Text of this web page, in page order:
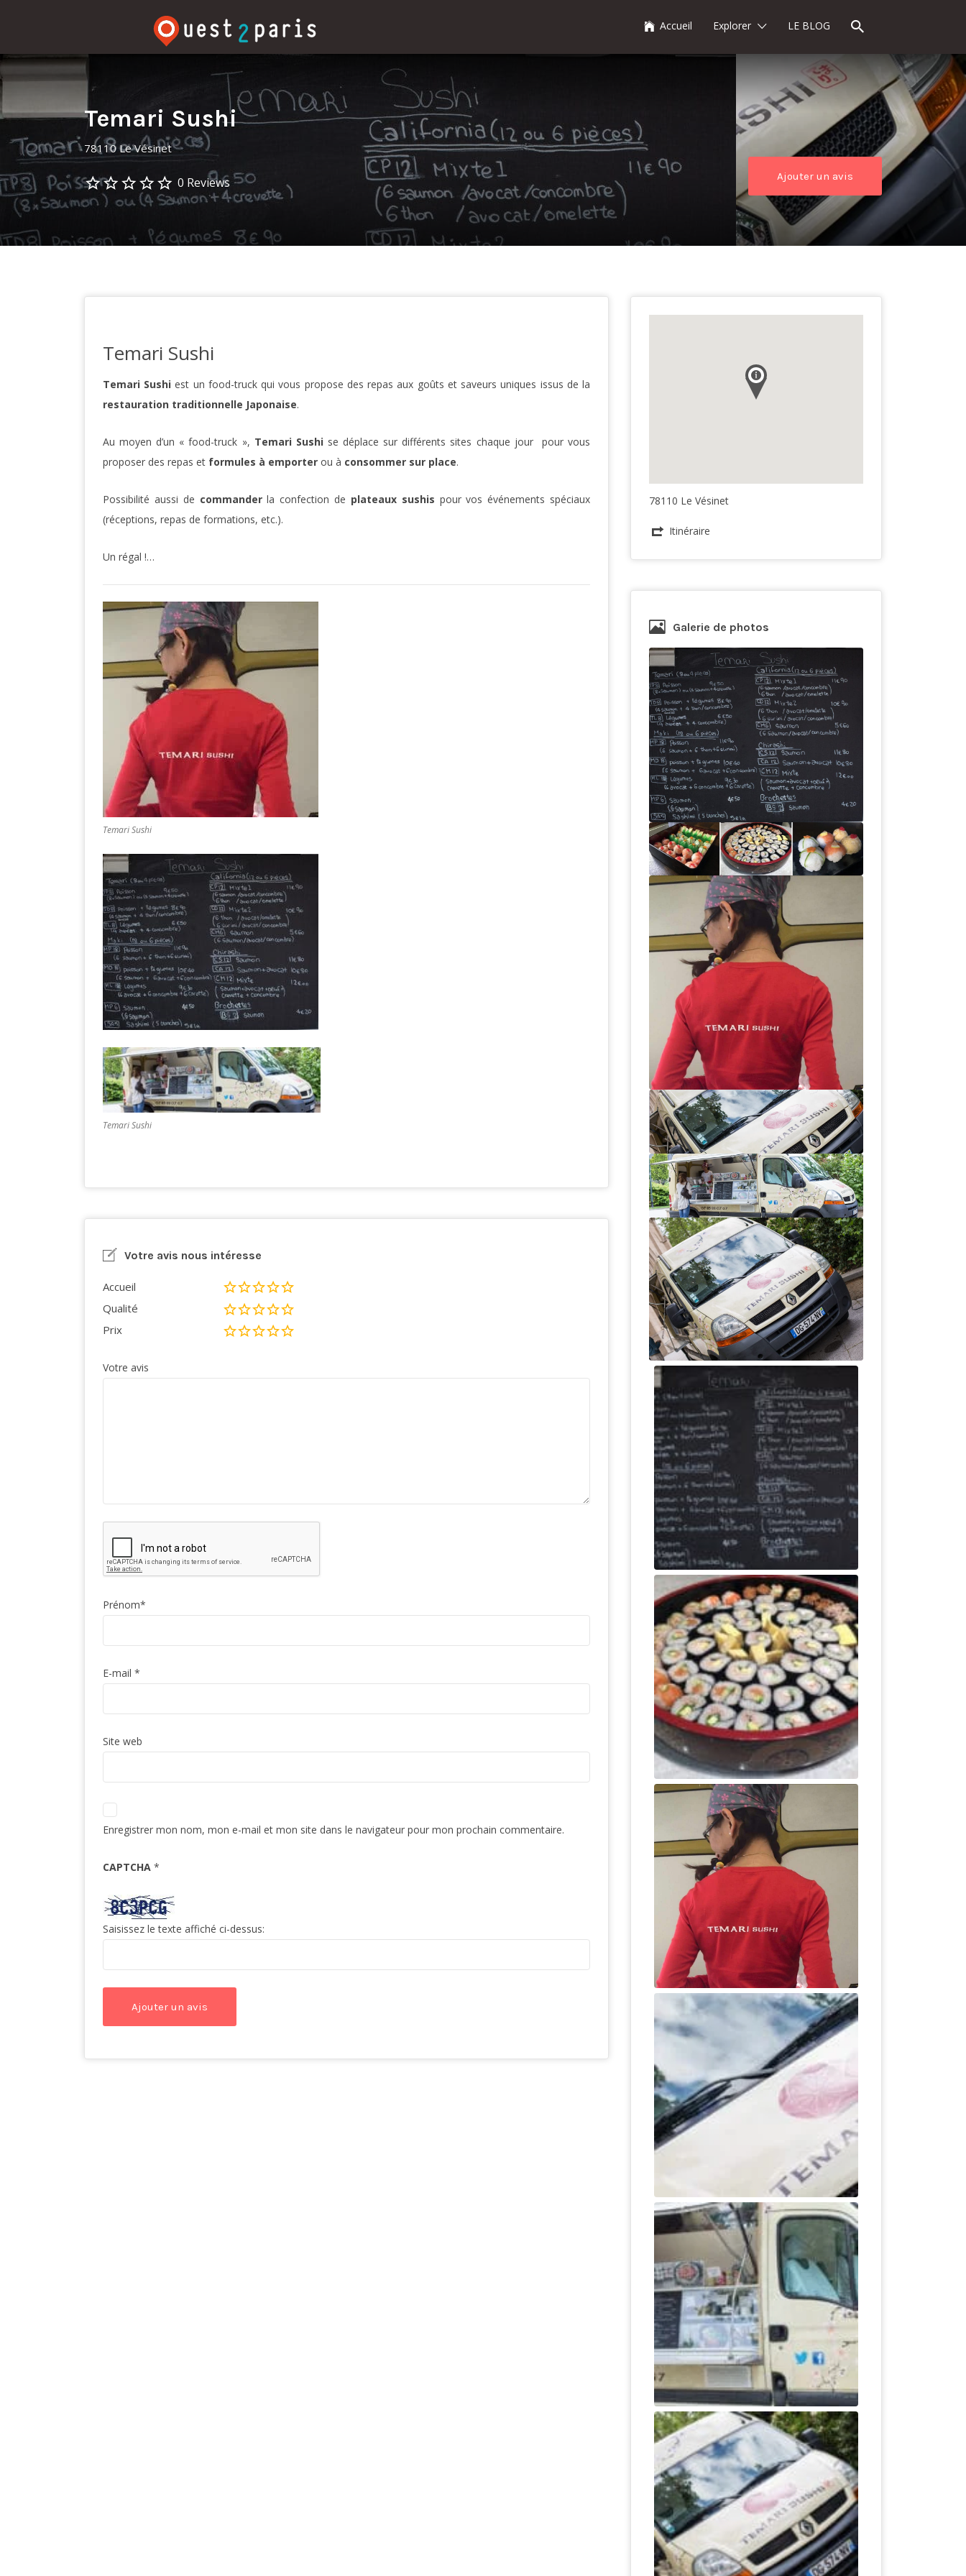
Accueil Explorer LE BLOG
Temari Sushi
78110 Le Vésinet
0 Reviews Ajouter un avis
Temari Sushi
Temari Sushiest un food-truck qui vous propose des repas aux goûts et saveurs uniques issus de la
restauration traditionnelle Japonaise.
Au moyen d’un « food-truck », Temari Sushise déplace sur différents sites chaque jour pour vous
proposer des repas et formules à emporter ou à consommer sur place.
Possibilité aussi de commanderla confection de plateaux sushis pour vos événements spéciaux
(réceptions, repas de formations, etc.).
Un régal !…
Temari Sushi
Temari Sushi
Votre avis nous intéresse
Accueil
Qualité
Prix
Votre avis
Prénom*
E-mail *
Site web
Enregistrer mon nom, mon e-mail et mon site dans le navigateur pour mon prochain commentaire.
CAPTCHA *
Saisissez le texte affiché ci-dessus:
78110 Le Vésinet
Itinéraire
Galerie de photos